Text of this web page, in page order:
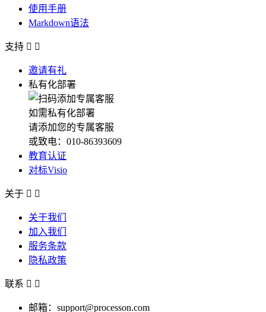
使用手册
Markdown语法
支持  
邀请有礼
私有化部署
如需私有化部署
请添加您的专属客服
或致电：010-86393609
教育认证
对标Visio
关于  
关于我们
加入我们
服务条款
隐私政策
联系  
邮箱：support@processon.com